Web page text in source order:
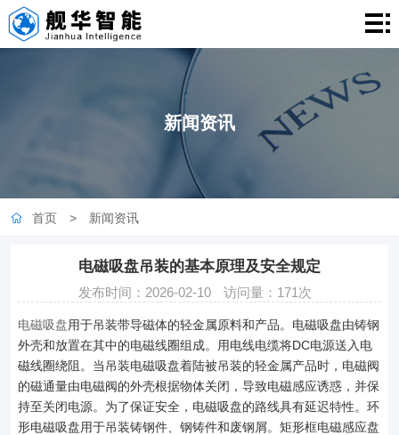
首
心
案
闻
联
新闻资讯
首页 > 新闻资讯
电磁吸盘吊装的基本原理及安全规定
发布时间：2026-02-10 访问量：171次
电磁吸盘用于吊装带导磁体的轻金属原料和产品。电磁吸盘由铸钢
外壳和放置在其中的电磁线圈组成。用电线电缆将DC电源送入电
磁线圈绕阻。当吊装电磁吸盘着陆被吊装的轻金属产品时，电磁阀
的磁通量由电磁阀的外壳根据物体关闭，导致电磁感应诱惑，并保
持至关闭电源。为了保证安全，电磁吸盘的路线具有延迟特性。环
形电磁吸盘用于吊装铸钢件、钢铸件和废钢屑。矩形框电磁感应盘